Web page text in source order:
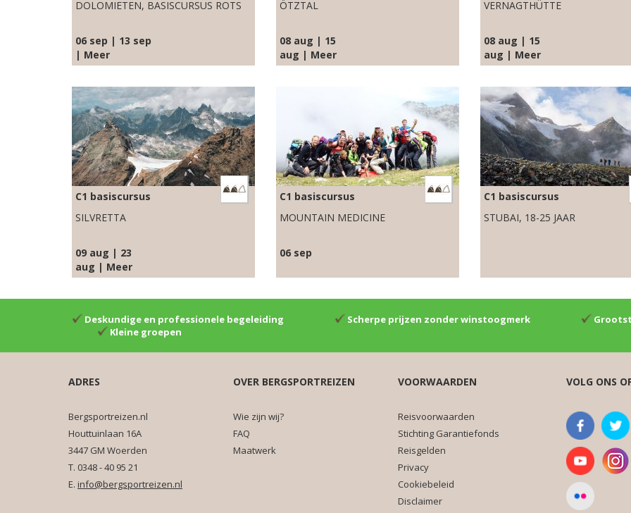
DOLOMIETEN, BASISCURSUS ROTS
06 sep | 13 sep
| Meer
ÖTZTAL
08 aug | 15
aug | Meer
VERNAGTHÜTTE
08 aug | 15
aug | Meer
C1 basiscursus
SILVRETTA
09 aug | 23
aug | Meer
C1 basiscursus
MOUNTAIN MEDICINE
06 sep
C1 basiscursus
STUBAI, 18-25 JAAR
Deskundige en professionele begeleiding Scherpe prijzen zonder winstoogmerk
Kleine groepen
ADRES
Bergsportreizen.nl
Houttuinlaan 16A
3447 GM Woerden
T. 0348 - 40 95 21
E. info@bergsportreizen.nl
OVER BERGSPORTREIZEN
Wie zijn wij?
FAQ
Maatwerk
VOORWAARDEN
Reisvoorwaarden
Stichting Garantiefonds
Reisgelden
Privacy
Cookiebeleid
Disclaimer
VOLG ONS